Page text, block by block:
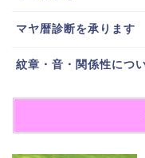
マヤ暦診断を承ります
紋章・音・関係性につ